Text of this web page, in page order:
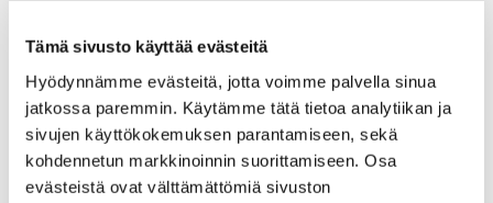
Tämä sivusto käyttää evästeitä
Hyödynnämme evästeitä, jotta voimme palvella sinua
jatkossa paremmin. Käytämme tätä tietoa analytiikan ja
sivujen käyttökokemuksen parantamiseen, sekä
kohdennetun markkinoinnin suorittamiseen. Osa
evästeistä ovat välttämättömiä sivuston
Runot kannattaa kaivaa pöytälaatikoista ja
nettikansioista 14. marraskuuta ja 10. joulukuuta kello
18, ja tulla esittämään niitä pääkirjastolle. Open mic -
tapahtumassa mikki on avoin omalle ilmaisulle.